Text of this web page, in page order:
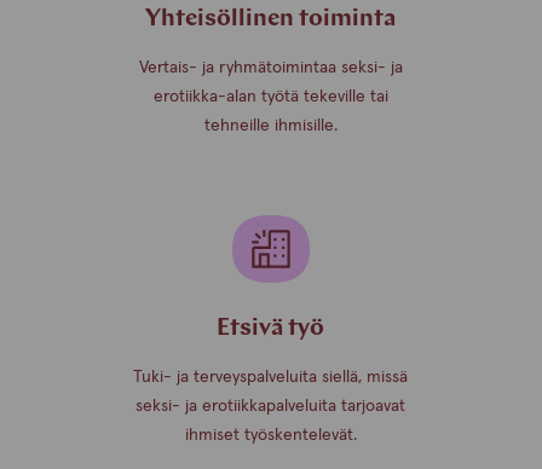
Yhteisöllinen toiminta
Vertais- ja ryhmätoimintaa seksi- ja
erotiikka-alan työtä tekeville tai
tehneille ihmisille.
Etsivä työ
Tuki- ja terveyspalveluita siellä, missä
seksi- ja erotiikkapalveluita tarjoavat
ihmiset työskentelevät.